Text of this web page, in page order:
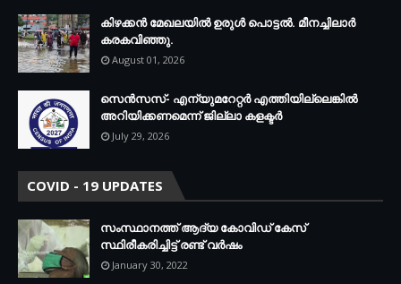
കിഴക്കന്‍ മേഖലയില്‍ ഉരുള്‍ പൊട്ടല്‍. മീനച്ചിലാര്‍
കരകവിഞ്ഞു.
August 01, 2026
സെന്‍സസ്- എന്യുമറേറ്റര്‍ എത്തിയില്ലെങ്കില്‍
അറിയിക്കണമെന്ന് ജില്ലാ കളക്ടര്‍
July 29, 2026
COVID - 19 UPDATES
സംസ്ഥാനത്ത് ആദ്യ കോവിഡ് കേസ്
സ്ഥിരീകരിച്ചിട്ട് രണ്ട് വര്‍ഷം
January 30, 2022